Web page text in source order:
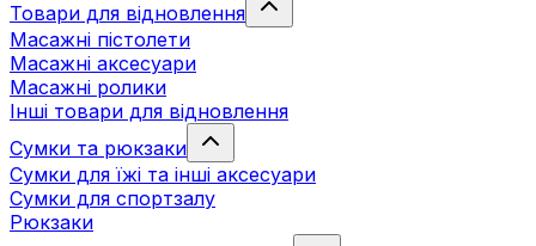
Товари для відновлення
Масажні пістолети
Масажні аксесуари
Масажні ролики
Інші товари для відновлення
Сумки та рюкзаки
Сумки для їжі та інші аксесуари
Сумки для спортзалу
Рюкзаки